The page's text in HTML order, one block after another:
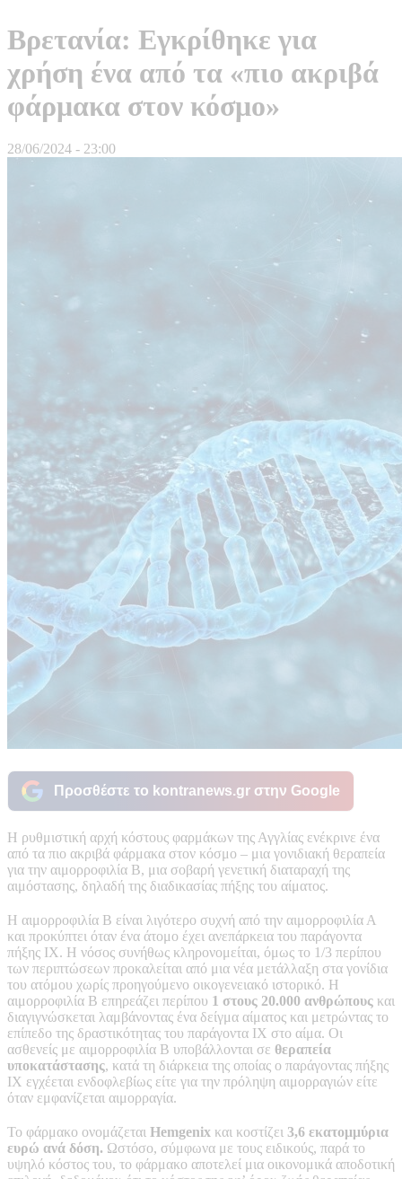
Βρετανία: Εγκρίθηκε για
χρήση ένα από τα «πιο ακριβά
φάρμακα στον κόσμο»
28/06/2024 - 23:00
Προσθέστε το kontranews.gr στην Google
Η ρυθμιστική αρχή κόστους φαρμάκων της Αγγλίας ενέκρινε ένα
από τα πιο ακριβά φάρμακα στον κόσμο – μια γονιδιακή θεραπεία
για την αιμορροφιλία Β, μια σοβαρή γενετική διαταραχή της
αιμόστασης, δηλαδή της διαδικασίας πήξης του αίματος.
Η αιμορροφιλία Β είναι λιγότερο συχνή από την αιμορροφιλία Α
και προκύπτει όταν ένα άτομο έχει ανεπάρκεια του παράγοντα
πήξης ΙΧ. Η νόσος συνήθως κληρονομείται, όμως το 1/3 περίπου
των περιπτώσεων προκαλείται από μια νέα μετάλλαξη στα γονίδια
του ατόμου χωρίς προηγούμενο οικογενειακό ιστορικό. Η
αιμορροφιλία Β επηρεάζει περίπου 1 στους 20.000 ανθρώπους και
διαγιγνώσκεται λαμβάνοντας ένα δείγμα αίματος και μετρώντας το
επίπεδο της δραστικότητας του παράγοντα ΙΧ στο αίμα. Οι
ασθενείς με αιμορροφιλία Β υποβάλλονται σε θεραπεία
υποκατάστασης, κατά τη διάρκεια της οποίας ο παράγοντας πήξης
IX εγχέεται ενδοφλεβίως είτε για την πρόληψη αιμορραγιών είτε
όταν εμφανίζεται αιμορραγία.
Το φάρμακο ονομάζεται Hemgenix και κοστίζει 3,6 εκατομμύρια
ευρώ ανά δόση. Ωστόσο, σύμφωνα με τους ειδικούς, παρά το
υψηλό κόστος του, το φάρμακο αποτελεί μια οικονομικά αποδοτική